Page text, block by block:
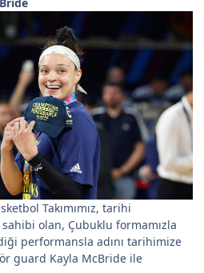
Takımımız, tarihi
sahibi olan, Çubuklu formamızla
performansla adını tarihimize
guard Kayla McBride ile